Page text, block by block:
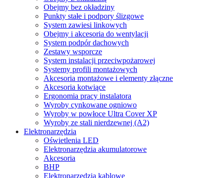
Obejmy bez okładziny
Punkty stałe i podpory ślizgowe
System zawiesi linkowych
Obejmy i akcesoria do wentylacji
System podpór dachowych
Zestawy wsporcze
System instalacji przeciwpożarowej
Systemy profili montażowych
Akcesoria montażowe i elementy złączne
Akcesoria kotwiące
Ergonomia pracy instalatora
Wyroby cynkowane ogniowo
Wyroby w powłoce Ultra Cover XP
Wyroby ze stali nierdzewnej (A2)
Elektronarzędzia
Oświetlenia LED
Elektronarzędzia akumulatorowe
Akcesoria
BHP
Elektronarzędzia kablowe